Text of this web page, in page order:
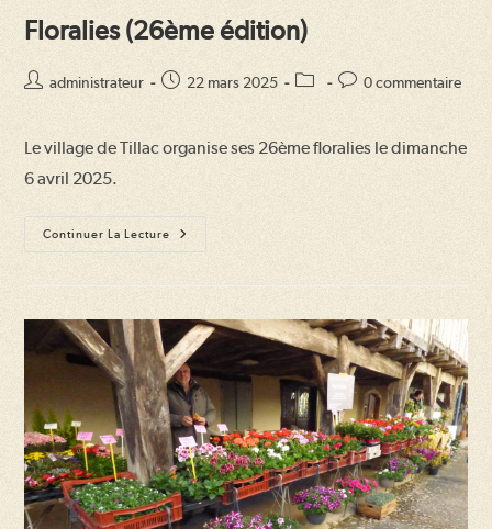
Floralies (26ème édition)
Auteur/autrice
publication :
administrateur
Publication
22 mars 2025
Post
Commentaires
publication :
0 commentaire
Le village de Tillac organise ses 26ème floralies le dimanche
6 avril 2025.
Continuer La Lecture
Floralies
(26ème